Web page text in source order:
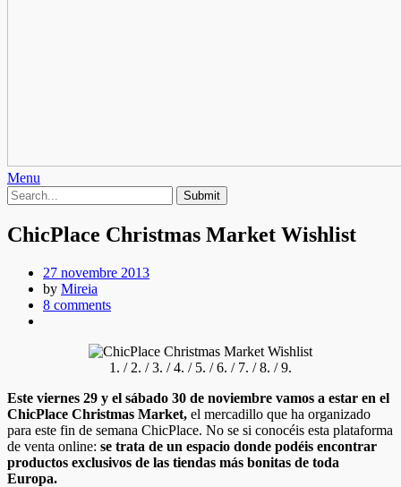
Menu
ChicPlace Christmas Market Wishlist
27 novembre 2013
by Mireia
8 comments
1. / 2. / 3. / 4. / 5. / 6. / 7. / 8. / 9.
Este viernes 29 y el sábado 30 de noviembre vamos a estar en el
ChicPlace Christmas Market, el mercadillo que ha organizado
para este fin de semana ChicPlace. No se si conocéis esta plataforma
de venta online: se trata de un espacio donde podéis encontrar
productos exclusivos de las tiendas más bonitas de toda
Europa.